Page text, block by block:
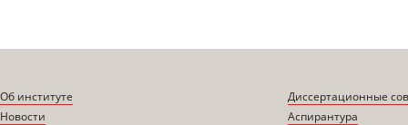
Об институте
Новости
Диссертационные
Аспирантура